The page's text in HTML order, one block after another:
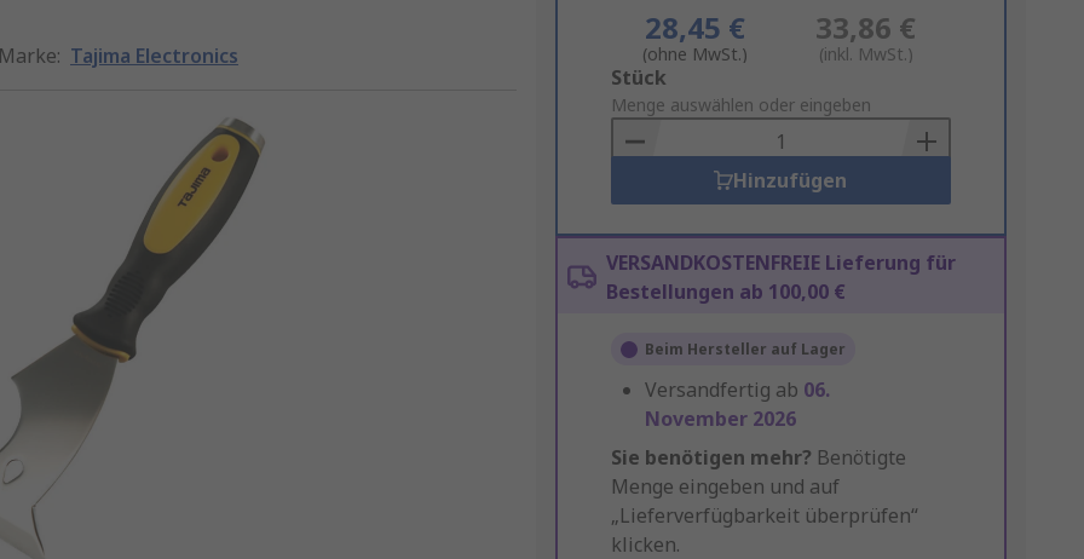
Marke: Tajima Electronics
28,45 €
(ohne MwSt.)
33,86 €
(inkl. MwSt.)
Add
to
Basket
Stück
Menge auswählen oder eingeben
Hinzufügen
VERSANDKOSTENFREIE Lieferung für
Bestellungen ab 100,00 €
Beim Hersteller auf Lager
Versandfertig ab 06.
November 2026
Sie benötigen mehr? Benötigte
Menge eingeben und auf
„Lieferverfügbarkeit überprüfen“
klicken.